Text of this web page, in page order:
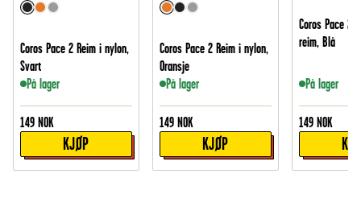
Coros Pace 2 Reim i nylon,
Svart
På lager
149 NOK
KJØP
Coros Pace 2 Reim i nylon,
Oransje
På lager
149 NOK
KJØP
Coros Pace 2
reim, Blå
På lager
149 NOK